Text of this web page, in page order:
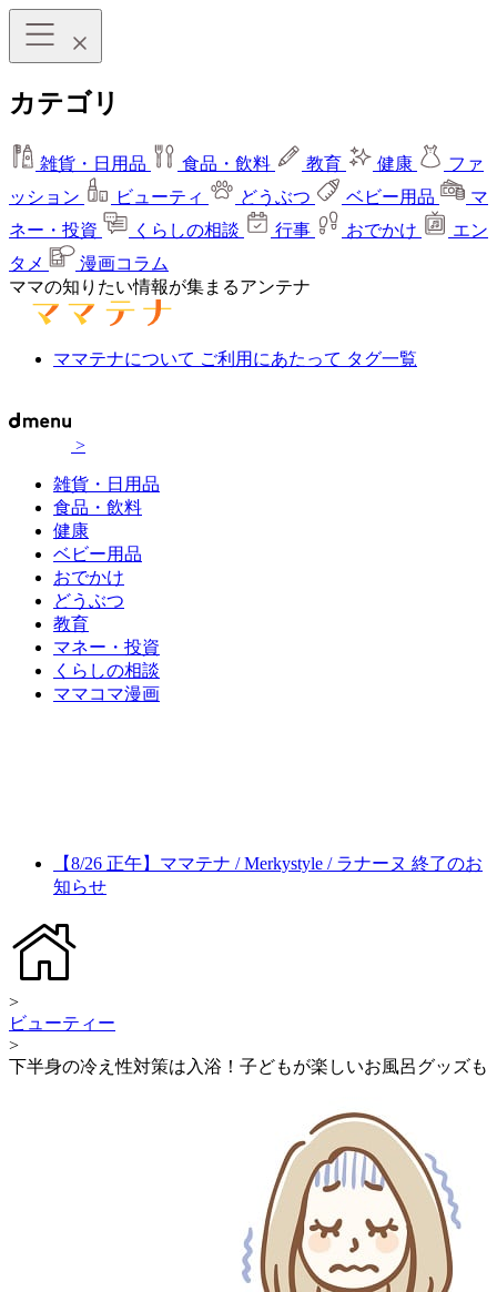
カテゴリ
雑貨・日用品 食品・飲料 教育 健康
ファ
ッション
ビューティ どうぶつ ベビー用品
マ
ネー・投資
くらしの相談 行事 おでかけ
エン
タメ
漫画コラム
ママの知りたい情報が集まるアンテナ
ママテナについて ご利用にあたって タグ一覧
>
雑貨・日用品
食品・飲料
健康
ベビー用品
おでかけ
どうぶつ
教育
マネー・投資
くらしの相談
ママコマ漫画
【8/26 正午】ママテナ / Merkystyle / ラナーヌ 終了のお
知らせ
>
ビューティー
>
下半身の冷え性対策は入浴！子どもが楽しいお風呂グッズも